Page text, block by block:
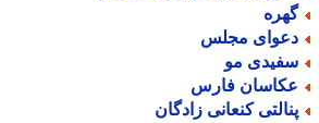
مجلس
مو
فارس
کنعانی زادگان